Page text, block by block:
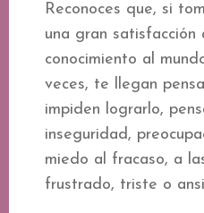
Reconoces que, si
una gran
conocimiento al
veces, te llegan
impiden lograrlo,
inseguridad,
miedo al fracaso, a
frustrado, triste o